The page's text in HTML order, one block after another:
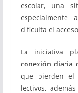
escolar, una
dificulta el
La iniciativa
conexión diaria
que pierden el
lectivos,